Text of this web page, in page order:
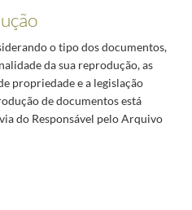
o tipo dos documentos,
da sua reprodução, as
propriedade e a legislação
de documentos está
do Responsável pelo Arquivo